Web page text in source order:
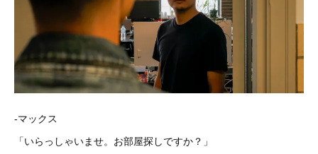
-マックス
「いらっしゃいませ。お部屋探しですか？」